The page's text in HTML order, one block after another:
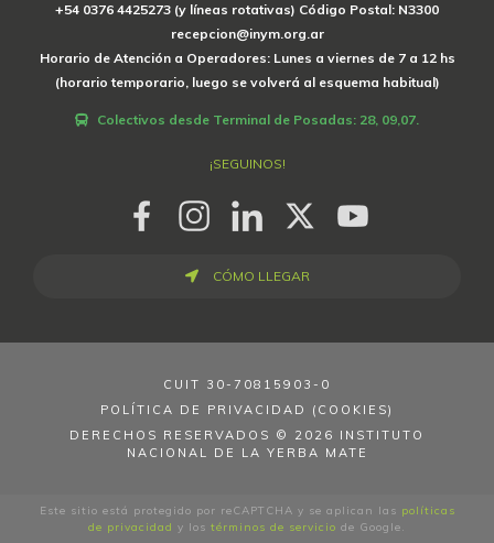
+54 0376 4425273 (y líneas rotativas) Código Postal: N3300
recepcion@inym.org.ar
Horario de Atención a Operadores: Lunes a viernes de 7 a 12 hs
(horario temporario, luego se volverá al esquema habitual)
Colectivos desde Terminal de Posadas: 28, 09,07.
¡SEGUINOS!
CÓMO LLEGAR
CUIT 30-70815903-0
POLÍTICA DE PRIVACIDAD (COOKIES)
DERECHOS RESERVADOS © 2026 INSTITUTO
NACIONAL DE LA YERBA MATE
Este sitio está protegido por reCAPTCHA y se aplican las políticas
de privacidad y los términos de servicio de Google.